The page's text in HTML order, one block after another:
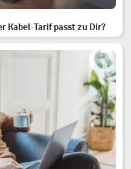
Kabel-Tarif passt zu Dir?